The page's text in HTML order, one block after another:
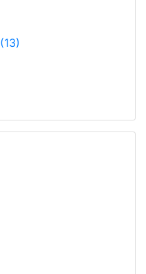
(13)